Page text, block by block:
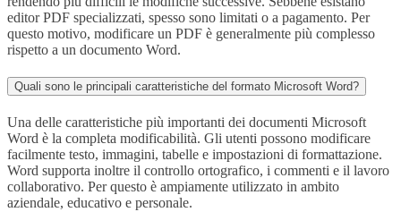
editor PDF specializzati, spesso sono limitati o a pagamento. Per
questo motivo, modificare un PDF è generalmente più complesso
rispetto a un documento Word.
Quali sono le principali caratteristiche del formato Microsoft Word?
Una delle caratteristiche più importanti dei documenti Microsoft
Word è la completa modificabilità. Gli utenti possono modificare
facilmente testo, immagini, tabelle e impostazioni di formattazione.
Word supporta inoltre il controllo ortografico, i commenti e il lavoro
collaborativo. Per questo è ampiamente utilizzato in ambito
aziendale, educativo e personale.